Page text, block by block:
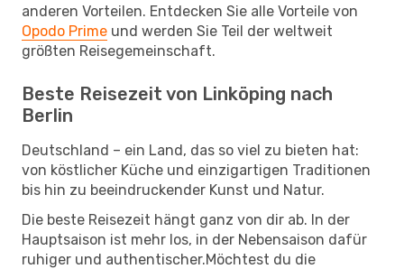
anderen Vorteilen. Entdecken Sie alle Vorteile von
Opodo Prime und werden Sie Teil der weltweit
größten Reisegemeinschaft.
Beste Reisezeit von Linköping nach
Berlin
Deutschland – ein Land, das so viel zu bieten hat:
von köstlicher Küche und einzigartigen Traditionen
bis hin zu beeindruckender Kunst und Natur.
Die beste Reisezeit hängt ganz von dir ab. In der
Hauptsaison ist mehr los, in der Nebensaison dafür
ruhiger und authentischer.Möchtest du die